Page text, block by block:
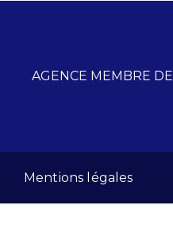
AGENCE MEMBRE DE
Mentions légales